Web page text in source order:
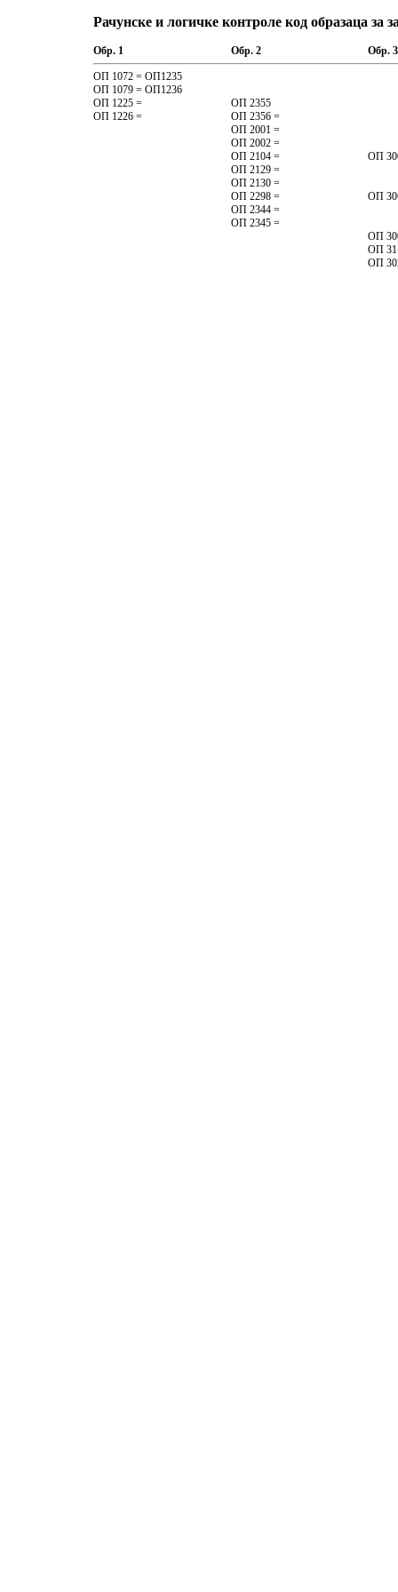
Рачунске и логичке контроле код образаца за
Обр. 1 Обр. 2 Обр. 3
OП 1072 = ОП1235
ОП 1079 = ОП1236
ОП 1225 =
ОП 2355
ОП 1226 =
ОП 2356 =
ОП 2001 =
ОП 2002 =
ОП 2104 =
ОП
ОП 2129 =
ОП 2130 =
ОП 2298 =
ОП
ОП 2344 =
ОП 2345 =
ОП
ОП
ОП